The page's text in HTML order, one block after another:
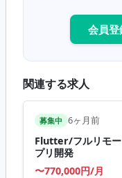
会員登
関連する求人
募集中 6ヶ月前
Flutter/フルリモー
プリ開発
〜770,000円/月